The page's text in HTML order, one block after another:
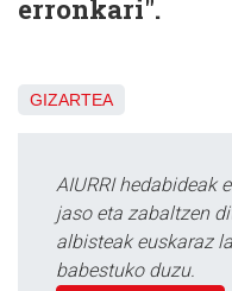
erronkari".
GIZARTEA
AIURRI hedabideak
jaso eta zabaltzen
albisteak euskaraz
babestuko duzu.